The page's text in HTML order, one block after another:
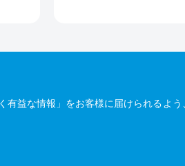
益な情報」をお客様に届けられるよう